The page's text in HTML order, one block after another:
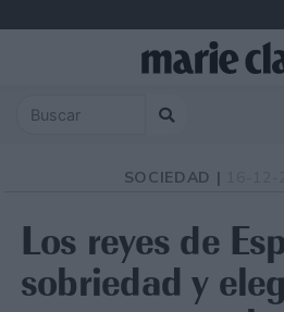
SOCIEDAD |
Los reyes de
sobriedad y